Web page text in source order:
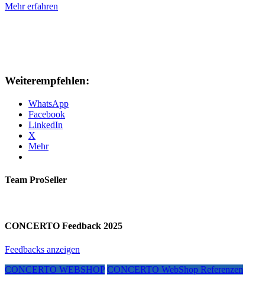
Mehr erfahren
Weiterempfehlen:
WhatsApp
Facebook
LinkedIn
X
Mehr
Team ProSeller
CONCERTO Feedback 2025
Feedbacks anzeigen
CONCERTO WEBSHOP CONCERTO WebShop Referenzen